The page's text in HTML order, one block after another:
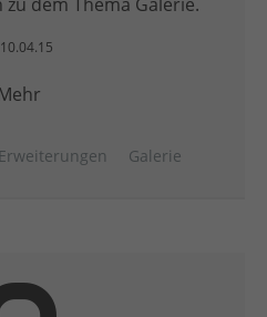
10.04.15
Galerie